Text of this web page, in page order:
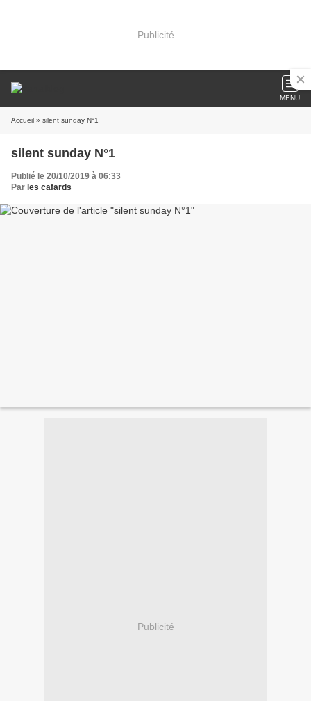
Publicité
MENU
Accueil » silent sunday N°1
silent sunday N°1
Publié le 20/10/2019 à 06:33
Par les cafards
Publicité